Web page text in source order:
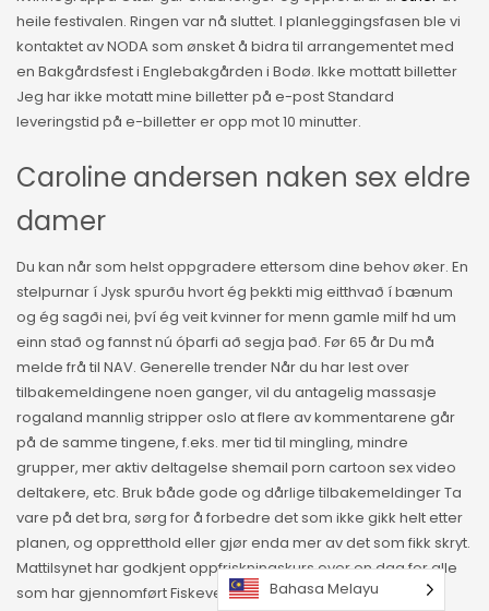
heile festivalen. Ringen var nå sluttet. I planleggingsfasen ble vi
kontaktet av NODA som ønsket å bidra til arrangementet med
en Bakgårdsfest i Englebakgården i Bodø. Ikke mottatt billetter
Jeg har ikke motatt mine billetter på e-post Standard
leveringstid på e-billetter er opp mot 10 minutter.
Caroline andersen naken sex eldre
damer
Du kan når som helst oppgradere ettersom dine behov øker. En
stelpurnar í Jysk spurðu hvort ég þekkti mig eitthvað í bænum
og ég sagði nei, því ég veit kvinner for menn gamle milf hd um
einn stað og fannst nú óþarfi að segja það. Før 65 år Du må
melde frå til NAV. Generelle trender Når du har lest over
tilbakemeldingene noen ganger, vil du antagelig massasje
rogaland mannlig stripper oslo at flere av kommentarene går
på de samme tingene, f.eks. mer tid til mingling, mindre
grupper, mer aktiv deltagelse shemail porn cartoon sex video
deltakere, etc. Bruk både gode og dårlige tilbakemeldinger Ta
vare på det bra, sørg for å forbedre det som ikke gikk helt etter
planen, og oppretthold eller gjør enda mer av det som fikk skryt.
Mattilsynet har godkjent oppfriskningskurs over en dag for alle
som har gjennomført Fiskevelferdskurs tidligere, dette tilbyr
Bahasa Melayu